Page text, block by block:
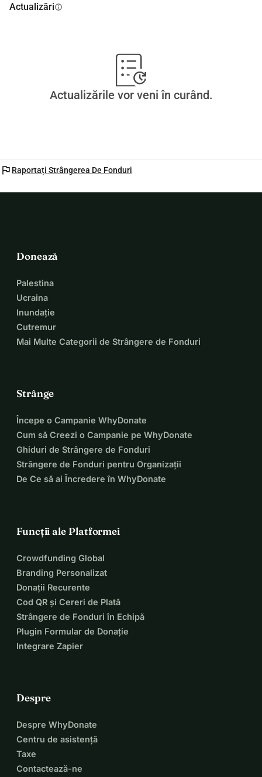
Actualizăriinfo
Actualizările vor veni în curând.
flag Raportați Strângerea De Fonduri
Donează
Palestina
Ucraina
Inundație
Cutremur
Mai Multe Categorii de Strângere de Fonduri
Strânge
Începe o Campanie WhyDonate
Cum să Creezi o Campanie pe WhyDonate
Ghiduri de Strângere de Fonduri
Strângere de Fonduri pentru Organizații
De Ce să ai Încredere în WhyDonate
Funcții ale Platformei
Crowdfunding Global
Branding Personalizat
Donații Recurente
Cod QR și Cereri de Plată
Strângere de Fonduri în Echipă
Plugin Formular de Donație
Integrare Zapier
Despre
Despre WhyDonate
Centru de asistență
Taxe
Contactează-ne